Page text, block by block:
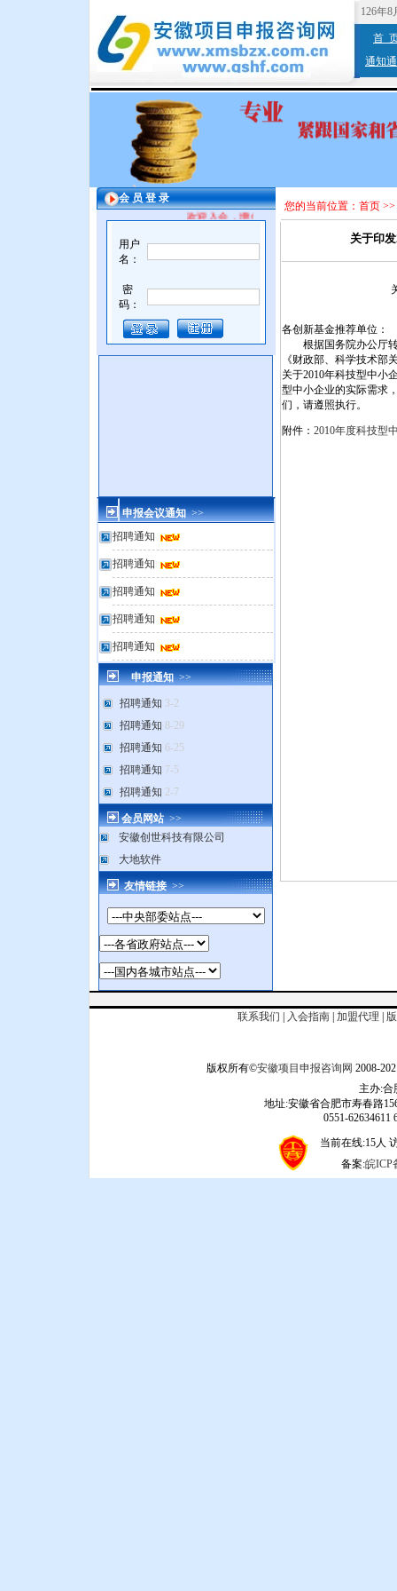
126年8
首
通知
会 员 登 录
欢迎入会，增值服务。
用户
名：
密
码：
申报会议通知>>
招聘通知
招聘通知
招聘通知
招聘通知
招聘通知
申报通知>>
招聘通知 3-2
招聘通知 8-29
招聘通知 6-25
招聘通知 7-5
招聘通知 2-7
会员网站>>
安徽创世科技有限公司
大地软件
友情链接>>
您的当前位置： 首页 >>
关于印
各创新基金推荐单位：
根据国务院办公厅转
《财政部、科学技术
关于2010年科技型中小
型中小企业的实际需求
们，请遵照执行。
附件： 2010年度科技型
联系我们 入会指南| 加盟代理
版权所有©安徽项目申报咨询网 2008-
主办:合
地址:安徽省合肥市寿春路
0551-62634611
当前在线:15人
备案:皖ICP